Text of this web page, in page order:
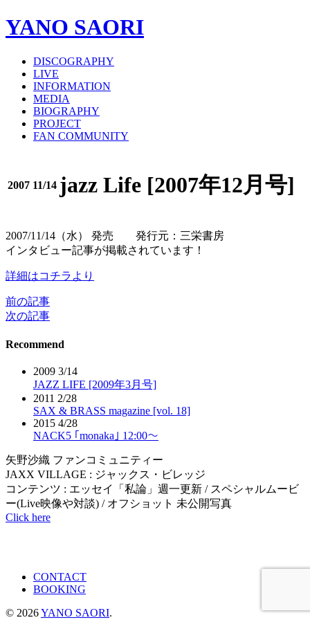
YANO SAORI
DISCOGRAPHY
LIVE
INFORMATION
MEDIA
BIOGRAPHY
PROJECT
FAN COMMUNITY
2007 11/14 jazz Life [2007年12月号]
2007/11/14（水） 発売 発行元：三栄書房
インタビュー記事が掲載されています！
詳細はコチラより
投
稿
ナ
ョ
ン
前の記事
次の記事
Recommend
2009 3/14
JAZZ LIFE [2009年3月号]
2011 2/28
SAX & BRASS magazine [vol. 18]
2015 4/28
NACK5 ｢monaka｣ 12:00～
矢野沙織 ファンコミュニティー
JAXX VILLAGE : ジャックス・ビレッジ
コンテンツ : エッセイ「私論」週一更新 / スペシャルムービ
ー(Live映像や対談) / オフショット 未公開写真
Click here
CONTACT
BOOKING
© 2026YANO SAORI.